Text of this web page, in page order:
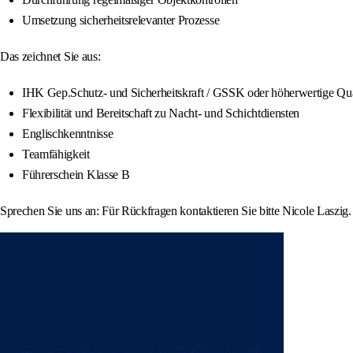
Umsetzung sicherheitsrelevanter Prozesse
Das zeichnet Sie aus:
IHK Gep.Schutz- und Sicherheitskraft / GSSK oder höherwertige
Flexibilität und Bereitschaft zu Nacht- und Schichtdiensten
Englischkenntnisse
Teamfähigkeit
Führerschein Klasse B
Sprechen Sie uns an: Für Rückfragen kontaktieren Sie bitte Nicole Laszig.